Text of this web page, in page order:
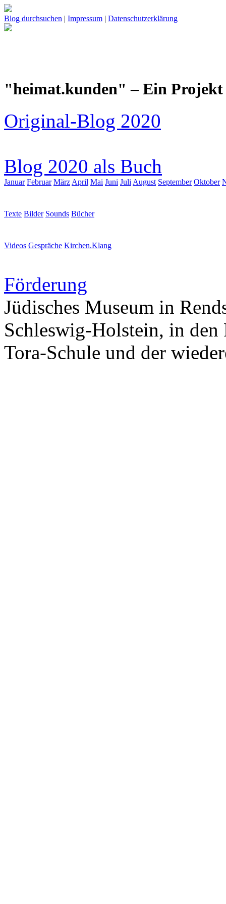
Blog durchsuchen | Impressum | Datenschutzerklärung
"heimat.kunden" – Ein
Original-Blog 2020
Blog 2020 als Buch
Januar Februar März April Mai Juni Juli August September Oktober
Texte Bilder Sounds Bücher
Videos Gespräche Kirchen.Klang
Förderung
Jüdisches Museum in
Schleswig-Holstein, in den
Tora-Schule und der